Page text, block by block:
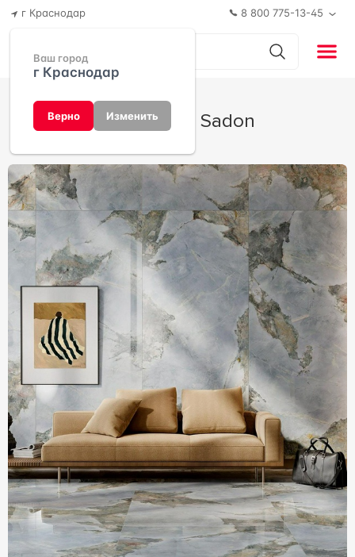
г Краснодар
Ваш город
г Краснодар
Верно Изменить
8 800 775-13-45
Invisible от Sadon